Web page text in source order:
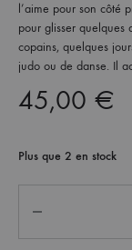
l’aime pour son côté
pour glisser quelques
copains, quelques
judo ou de danse. Il
45,00 €
Plus que 2 en stock